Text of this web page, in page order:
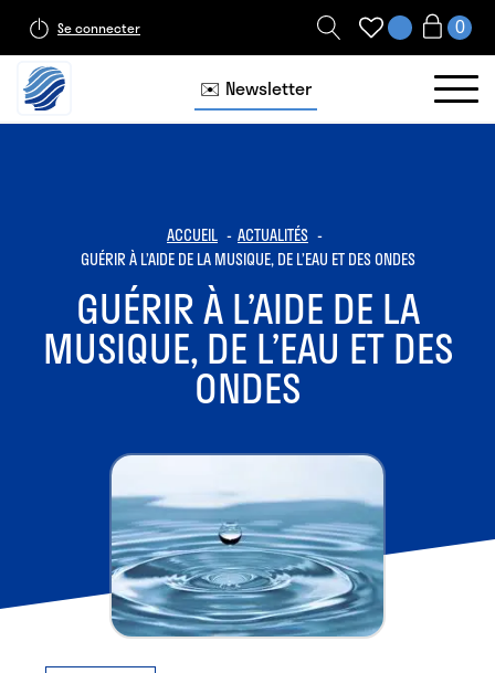
Se connecter
✉️ Newsletter
ACCUEIL
ACTUALITÉS
GUÉRIR À L’AIDE DE LA MUSIQUE, DE L’EAU ET DES ONDES
GUÉRIR À L’AIDE DE LA
MUSIQUE, DE L’EAU ET DES
ONDES